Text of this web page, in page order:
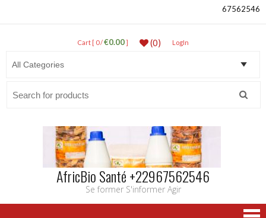
67562546
Cart [ 0 /€0.00] (0) LogIn
AfricBio Santé +22967562546
Se former S'informer Agir